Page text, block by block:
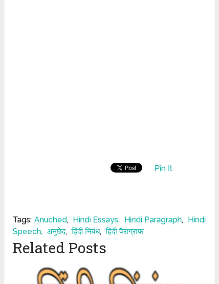
Pin It
Tags: Anuched, Hindi Essays, Hindi Paragraph,
Hindi
Speech, अनुछेद, हिंदी निबंध, हिंदी पैराग्राफ
Related Posts